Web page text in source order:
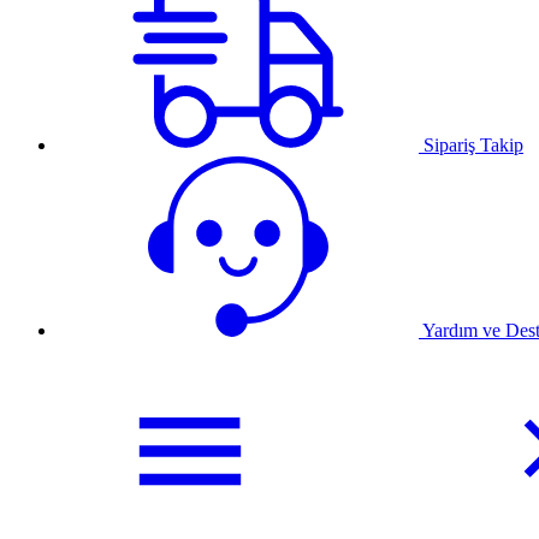
Sipariş Takip
Yardım ve